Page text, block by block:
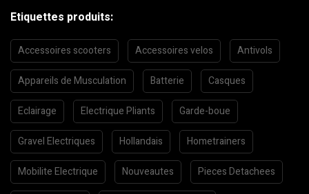
Etiquettes produits:
Accessoires scooters Accessoires velos Antivols
Appareils de Musculation Batterie Casques
Eclairage Electrique Pliants Garde-boue
Gravel Electriques Hollandais Hometrainers
Mobilite Electrique Nouveautes Pieces Detachees